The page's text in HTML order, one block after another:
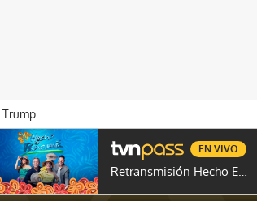
NOVELAS PROGRAMAS GENTE TVN
Retransmisión Hecho En Panamá
EN VIVO